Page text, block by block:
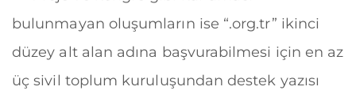
bulunmayan oluşumların ise “.org.tr” ikinci
düzey alt alan adına başvurabilmesi için en az
üç sivil toplum kuruluşundan destek yazısı